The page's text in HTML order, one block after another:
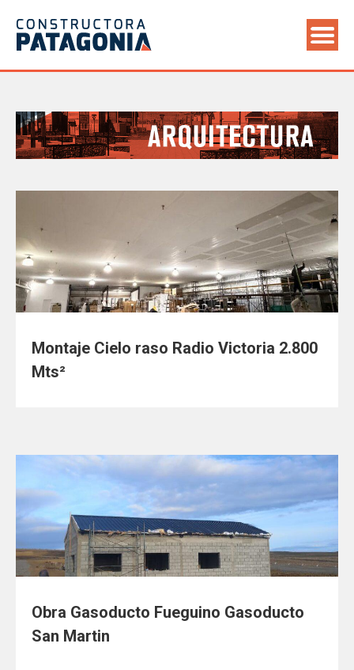
contenido
Montaje Cielo raso Radio Victoria 2.800
Mts²
Obra Gasoducto Fueguino Gasoducto
San Martin
Paginación
de